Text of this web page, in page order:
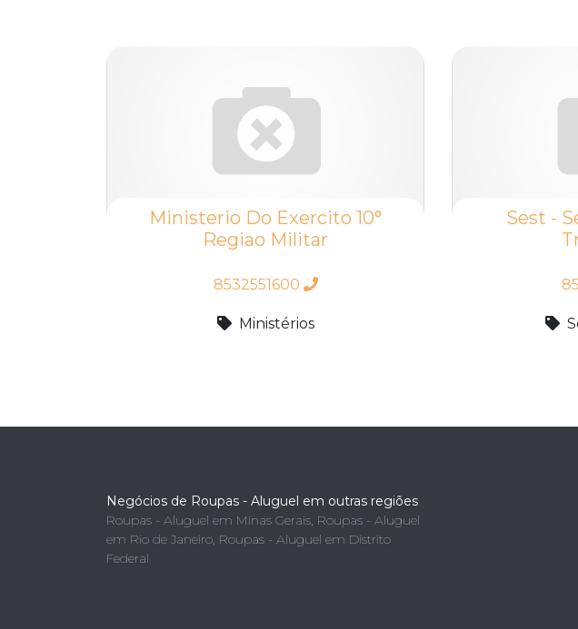
Ministerio Do Exercito 10°
Regiao Militar
8532551600
Ministérios
Sest -
Negócios de Roupas - Aluguel em outras regiões
Roupas - Aluguel em Minas Gerais, Roupas - Aluguel
em Rio de Janeiro, Roupas - Aluguel em Distrito
Federal